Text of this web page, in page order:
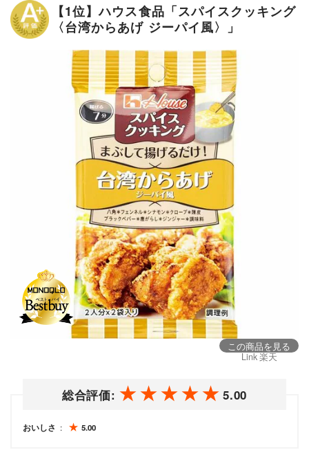
【1位】ハウス食品「スパイスクッキング
〈台湾からあげ ジーパイ風〉」
この商品を見る
Link 楽天
総合評価: 5.00
おいしさ 5.00